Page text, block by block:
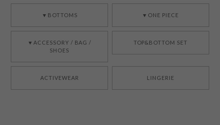
▼BOTTOMS ▼ONE PIECE
▼ACCESSORY / BAG /
SHOES
TOP&BOTTOM SET
ACTIVEWEAR LINGERIE